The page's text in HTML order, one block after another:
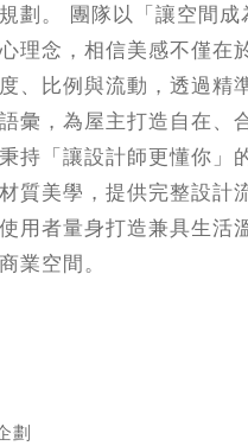
劃。 團隊以「讓空間成
理念，相信美感不僅在
、比例與流動，透過精
彙，為屋主打造自在、
持「讓設計師更懂你」
質美學，提供完整設計
用者量身打造兼具生活
業空間。
劃